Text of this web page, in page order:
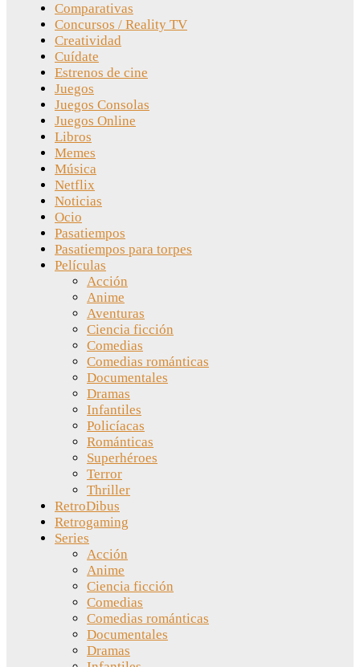
Comparativas
Concursos / Reality TV
Creatividad
Cuídate
Estrenos de cine
Juegos
Juegos Consolas
Juegos Online
Libros
Memes
Música
Netflix
Noticias
Ocio
Pasatiempos
Pasatiempos para torpes
Películas
Acción
Anime
Aventuras
Ciencia ficción
Comedias
Comedias románticas
Documentales
Dramas
Infantiles
Policíacas
Románticas
Superhéroes
Terror
Thriller
RetroDibus
Retrogaming
Series
Acción
Anime
Ciencia ficción
Comedias
Comedias románticas
Documentales
Dramas